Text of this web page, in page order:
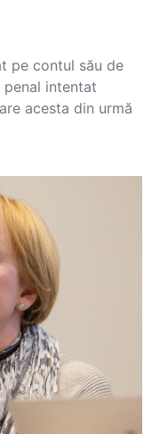
pe contul său de
intentat
acesta din urmă